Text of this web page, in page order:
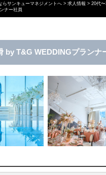
らサンキューマネジメントへ >求人情報 >20代
ナー社員
by T&G WEDDINGプランナ